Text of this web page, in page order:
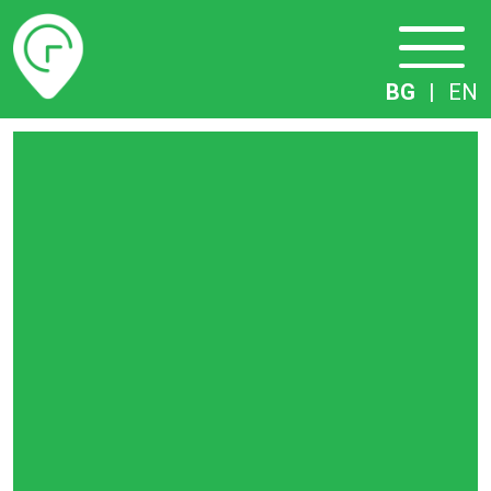
Разписание
BG | EN